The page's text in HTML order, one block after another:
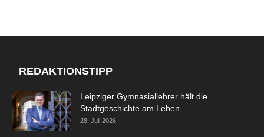
REDAKTIONSTIPP
Leipziger Gymnasiallehrer hält die
Stadtgeschichte am Leben
28. Juli 2026